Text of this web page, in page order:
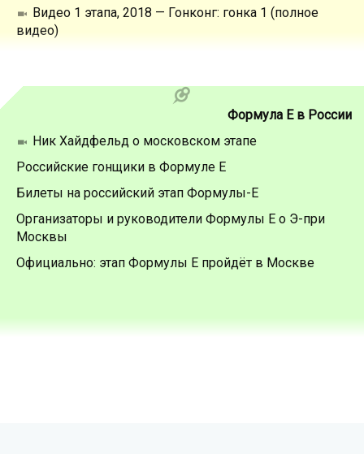
Видео 1 этапа, 2018 — Гонконг: гонка 1 (полное
видео)
Формула Е в России
Ник Хайдфельд о московском этапе
Российские гонщики в Формуле Е
Билеты на российский этап Формулы-Е
Организаторы и руководители Формулы Е о Э-при
Москвы
Официально: этап Формулы Е пройдёт в Москве